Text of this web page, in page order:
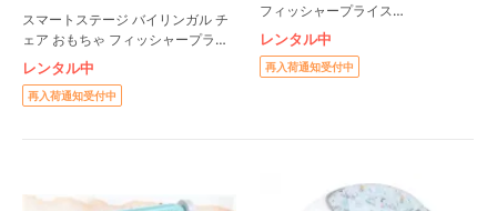
スマートステージ バイリンガル チ
ェア おもちゃ フィッシャープライ
ス(Fisher Price)
レンタル中
再入荷通知受付中
フィッシャープライス
(FisherPrice) ベビージム
レンタル中
再入荷通知受付中